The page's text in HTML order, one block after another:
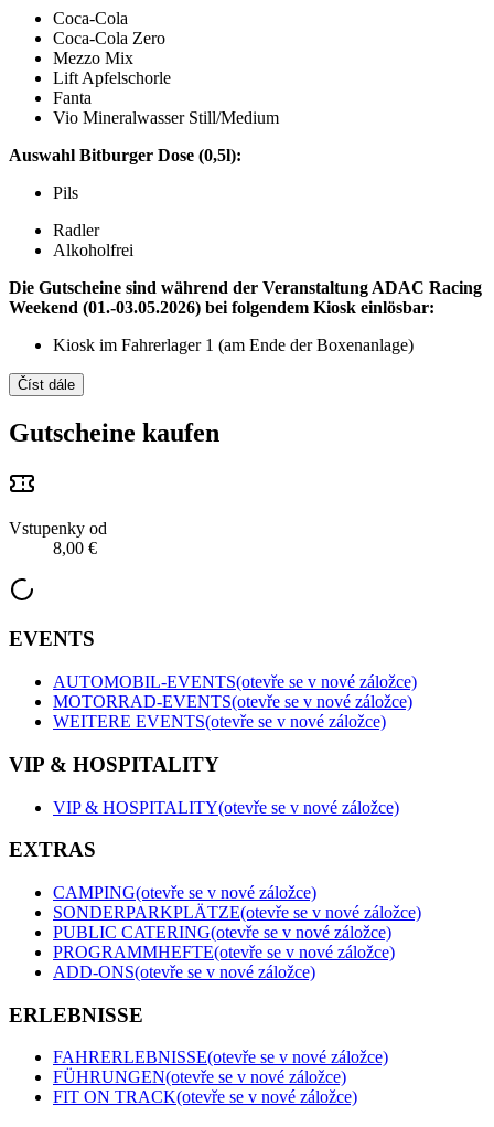
Coca-Cola
Coca-Cola Zero
Mezzo Mix
Lift Apfelschorle
Fanta
Vio Mineralwasser Still/Medium
Auswahl Bitburger Dose (0,5l):
Pils
Radler
Alkoholfrei
Die Gutscheine sind während der Veranstaltung ADAC Racing
Weekend (01.-03.05.2026) bei folgendem Kiosk einlösbar:
Kiosk im Fahrerlager 1 (am Ende der Boxenanlage)
Číst dále
Gutscheine kaufen
Vstupenky od
8,00 €
EVENTS
AUTOMOBIL-EVENTS(otevře se v nové záložce)
MOTORRAD-EVENTS(otevře se v nové záložce)
WEITERE EVENTS(otevře se v nové záložce)
VIP & HOSPITALITY
VIP & HOSPITALITY(otevře se v nové záložce)
EXTRAS
CAMPING(otevře se v nové záložce)
SONDERPARKPLÄTZE(otevře se v nové záložce)
PUBLIC CATERING(otevře se v nové záložce)
PROGRAMMHEFTE(otevře se v nové záložce)
ADD-ONS(otevře se v nové záložce)
ERLEBNISSE
FAHRERLEBNISSE(otevře se v nové záložce)
FÜHRUNGEN(otevře se v nové záložce)
FIT ON TRACK(otevře se v nové záložce)